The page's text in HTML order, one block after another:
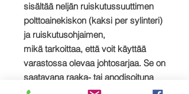
sisältää neljän ruiskutussuuttimen
polttoainekiskon (kaksi per sylinteri)
ja ruiskutusohjaimen,
mikä tarkoittaa, että voit käyttää
varastossa olevaa johtosarjaa. Se on
saatavana raaka- tai anodisoituna
mustana viimeistelynä.